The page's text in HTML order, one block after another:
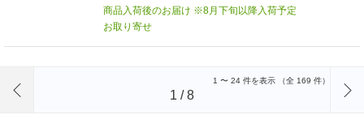
商品入荷後のお届け ※8月下旬以降入荷予定
お取り寄せ
1 〜 24 件を表示 （全 169 件）
1 /8